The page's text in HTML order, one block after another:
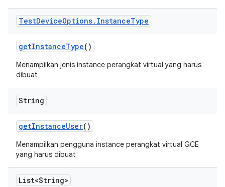
TestDeviceOptions. InstanceType
getInstanceType()
Menampilkan jenis instance perangkat virtual yang harus
dibuat
String
getInstanceUser()
Menampilkan pengguna instance perangkat virtual GCE
yang harus dibuat
List<String>